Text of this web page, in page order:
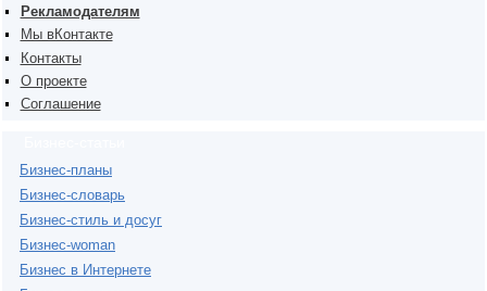
Рекламодателям
Мы вКонтакте
Контакты
О проекте
Соглашение
Бизнес-планы
Бизнес-словарь
Бизнес-стиль и досуг
Бизнес-woman
Бизнес в Интернете